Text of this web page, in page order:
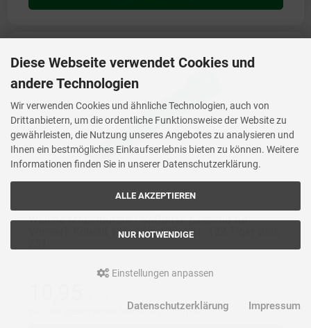
Weiche Möbelbürste / Softdüse passend für
Vorwerk Kobold 118, 119, 120, 121, 122 Tiger 250,
inkl. der gesetzlichen MwSt. +Versandkosten
Diese Webseite verwendet Cookies und
andere Technologien
Wir verwenden Cookies und ähnliche Technologien, auch von
Drittanbietern, um die ordentliche Funktionsweise der Website zu
gewährleisten, die Nutzung unseres Angebotes zu analysieren und
Ihnen ein bestmögliches Einkaufserlebnis bieten zu können. Weitere
Informationen finden Sie in unserer Datenschutzerklärung.
ALLE AKZEPTIEREN
NUR NOTWENDIGE
Einstellungen anpassen
Datenschutzerklärung Impressum